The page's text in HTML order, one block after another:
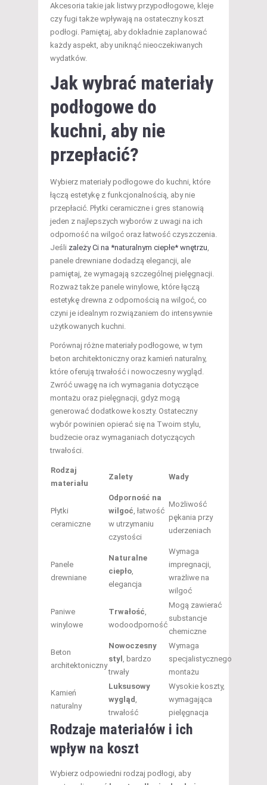
Akcesoria takie jak listwy przypodłogowe, kleje
czy fugi także wpływają na ostateczny koszt
podłogi. Pamiętaj, aby dokładnie zaplanować
każdy aspekt, aby uniknąć nieoczekiwanych
wydatków.
Jak wybrać materiały
podłogowe do
kuchni, aby nie
przepłacić?
Wybierz materiały podłogowe do kuchni, które
łączą estetykę z funkcjonalnością, aby nie
przepłacić. Płytki ceramiczne i gres stanowią
jeden z najlepszych wyborów z uwagi na ich
odporność na wilgoć oraz łatwość czyszczenia.
Jeśli zależy Ci na *naturalnym ciepłe* wnętrzu
panele drewniane dodadzą elegancji, ale
pamiętaj, że wymagają szczególnej pielęgnacji.
Rozważ także panele winylowe, które łączą
estetykę drewna z odpornością na wilgoć, co
czyni je idealnym rozwiązaniem do intensywnie
użytkowanych kuchni.
Porównaj różne materiały podłogowe, w tym
beton architektoniczny oraz kamień naturalny,
które oferują trwałość i nowoczesny wygląd.
Zwróć uwagę na ich wymagania dotyczące
montażu oraz pielęgnacji, gdyż mogą
generować dodatkowe koszty. Ostateczny
wybór powinien opierać się na Twoim stylu,
budżecie oraz wymaganiach dotyczących
trwałości.
Rodzaj
materiału
Zalety Wady
Płytki
ceramiczne
Odporność na
wilgoć , łatwość
w utrzymaniu
czystości
Możliwość
pękania przy
uderzeniach
Panele
drewniane
Naturalne
ciepło
elegancja
Wymaga
impregnacji,
wrażliwe na
wilgoć
Paniwe
winylowe
Trwałość
wodoodporność
Mogą zawierać
substancje
chemiczne
Beton
architektoniczny
Nowoczesny
styl , bardzo
trwały
Wymaga
specjalistycznego
montażu
Kamień
naturalny
Luksusowy
wygląd
trwałość
Wysokie koszty,
wymagająca
pielęgnacja
Rodzaje materiałów i ich
wpływ na koszt
Wybierz odpowiedni rodzaj podłogi, aby